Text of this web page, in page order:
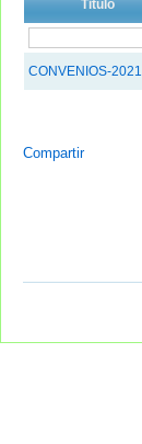
Titulo
CONVENIOS-2021
Compartir